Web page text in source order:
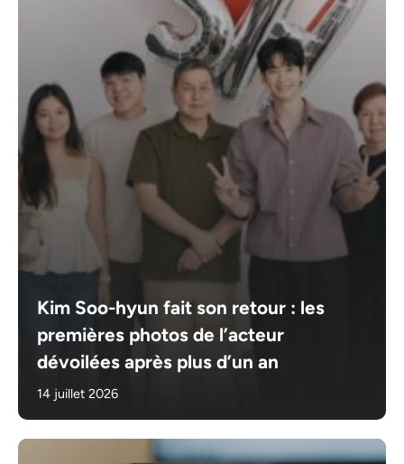
Kim Soo-hyun fait son retour : les
premières photos de l’acteur
dévoilées après plus d’un an
14 juillet 2026